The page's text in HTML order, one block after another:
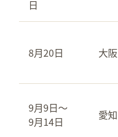
日
8月20日 大阪
9月9日～
9月14日
愛知